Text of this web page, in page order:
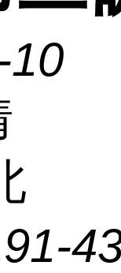
10